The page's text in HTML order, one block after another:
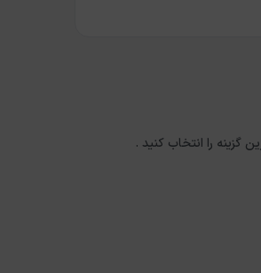
گزینه را انتخاب کنید .